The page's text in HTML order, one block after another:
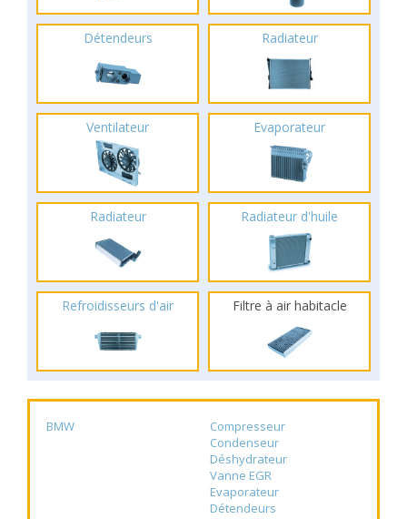
Détendeurs Radiateur
Ventilateur Evaporateur
Radiateur Radiateur d'huile
Refroidisseurs d'air Filtre à air habitacle
BMW
Compresseur
Condenseur
Déshydrateur
Vanne EGR
Evaporateur
Détendeurs